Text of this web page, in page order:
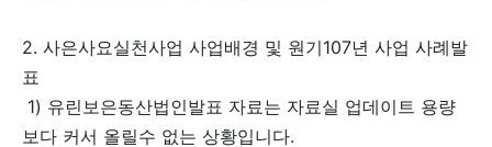
2. 사은사요실천사업 사업배경 및 원기107년 사업 사례발
표
1) 유린보은동산법인발표 자료는 자료실 업데이트 용량
보다 커서 올릴수 없는 상황입니다.